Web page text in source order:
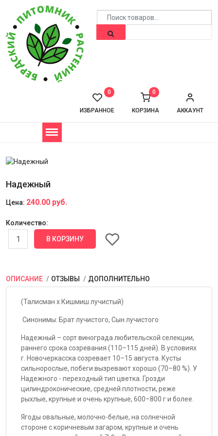
АККАУНТ
КОРЗИНА
0
ИЗБРАННОЕ
0
Надежный
Цена: 240.00 руб.
Количество:
ОПИСАНИЕ ОТЗЫВЫ ДОПОЛНИТЕЛЬНО
(Талисман х Кишмиш лучистый)
Синонимы: Брат лучистого, Сын лучистого
Надежный – сорт винограда любительской селекции,
раннего срока созревания (110–115 дней). В условиях
г. Новочеркасска созревает 10–15 августа. Кусты
сильнорослые, побеги вызревают хорошо (70–80 %). У
Надежного - переходный тип цветка. Грозди
цилиндроконические, средней плотности, реже
рыхлые, крупные и очень крупные, 600–800 г и более.
Ягоды овальные, молочно-белые, на солнечной
стороне с коричневым загаром, крупные и очень